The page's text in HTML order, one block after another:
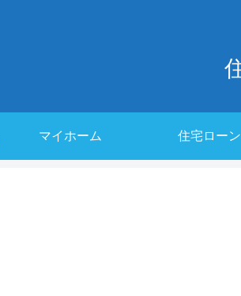
マイホーム 住宅ローン